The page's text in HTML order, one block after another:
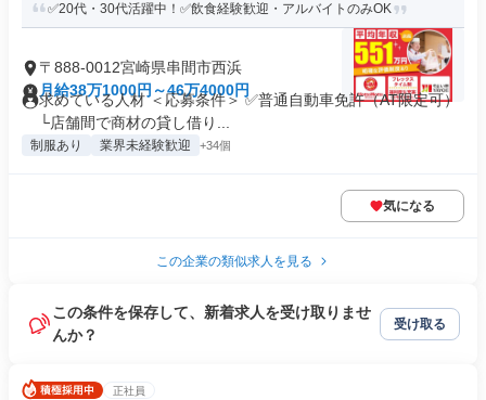
✅20代・30代活躍中！✅飲食経験歓迎・アルバイトのみOK
〒888-0012宮崎県串間市西浜
月給38万1000円～46万4000円
求めている人材 ＜応募条件＞ ✅普通自動車免許（AT限定可）
└店舗間で商材の貸し借り...
制服あり 業界未経験歓迎 +34個
気になる
この企業の類似求人を見る
この条件を保存して、新着求人を受け取りませ
んか？
受け取る
正社員